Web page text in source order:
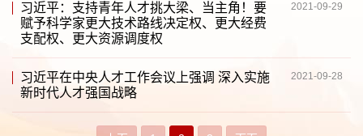
习近平：支持青年人才挑大梁、当主角！要
赋予科学家更大技术路线决定权、更大经费
支配权、更大资源调度权
2021-09-29
习近平在中央人才工作会议上强调 深入实施
新时代人才强国战略
2021-09-28